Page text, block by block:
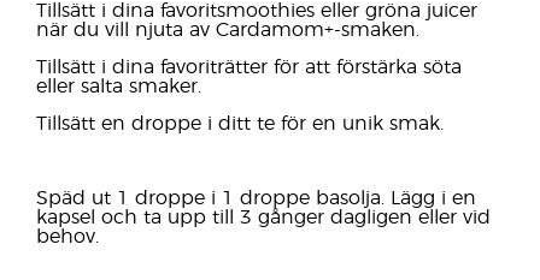
Tillsätt i dina favoritsmoothies eller gröna juicer
när du vill njuta av Cardamom+-smaken.
Tillsätt i dina favoriträtter för att förstärka söta
eller salta smaker.
Tillsätt en droppe i ditt te för en unik smak.
Späd ut 1 droppe i 1 droppe basolja. Lägg i en
kapsel och ta upp till 3 gånger dagligen eller vid
behov.